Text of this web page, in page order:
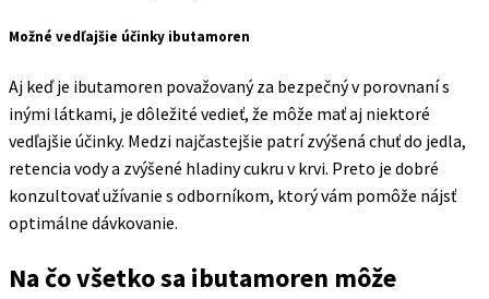
Možné vedľajšie účinky ibutamoren
Aj keď je ibutamoren považovaný za bezpečný v porovnaní s
inými látkami, je dôležité vedieť, že môže mať aj niektoré
vedľajšie účinky. Medzi najčastejšie patrí zvýšená chuť do jedla,
retencia vody a zvýšené hladiny cukru v krvi. Preto je dobré
konzultovať užívanie s odborníkom, ktorý vám pomôže nájsť
optimálne dávkovanie.
Na čo všetko sa ibutamoren môže